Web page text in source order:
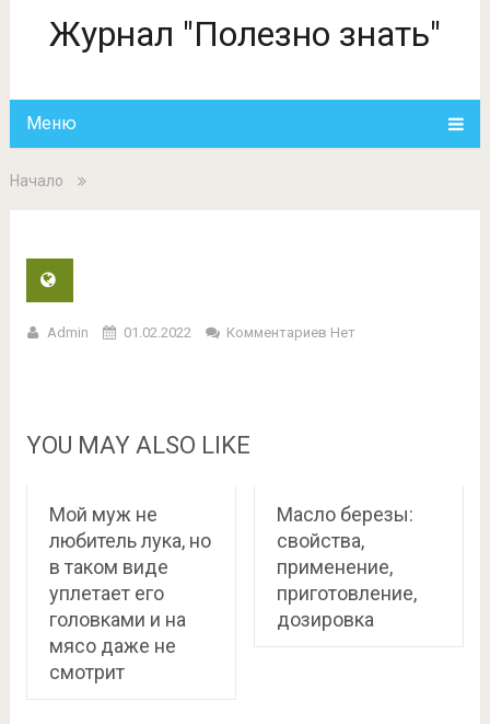
Журнал "Полезно знать"
Меню
Начало
Admin 01.02.2022 Комментариев Нет
YOU MAY ALSO LIKE
Мой муж не
любитель лука, но
в таком виде
уплетает его
головками и на
мясо даже не
смотрит
Масло березы:
свойства,
применение,
приготовление,
дозировка